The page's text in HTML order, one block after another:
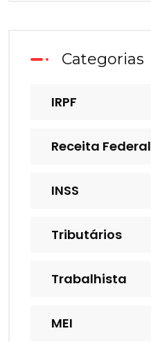
Categorias
IRPF
Receita Federal
INSS
Tributários
Trabalhista
MEI